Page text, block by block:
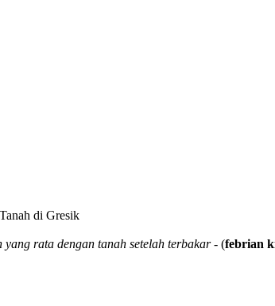
di Gresik
rata dengan tanah setelah terbakar- (febrian